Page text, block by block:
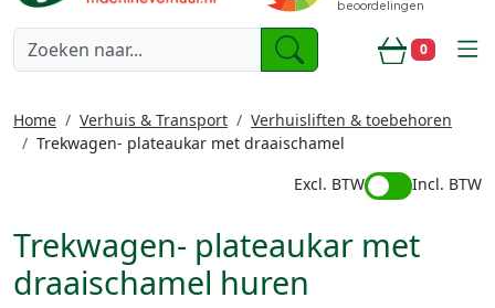
0
Home Verhuis & Transport
Verhuisliften & toebehoren
Trekwagen- plateaukar met draaischamel
Excl. BTW
Incl. BTW
Trekwagen- plateaukar met
draaischamel huren